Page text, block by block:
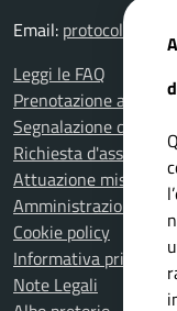
Email:
Leggi le FAQ
Prenotazione
Segnalazione
Richiesta d'assistenza
Attuazione misure
Amministrazione
Cookie policy
Informativa privacy
Note Legali